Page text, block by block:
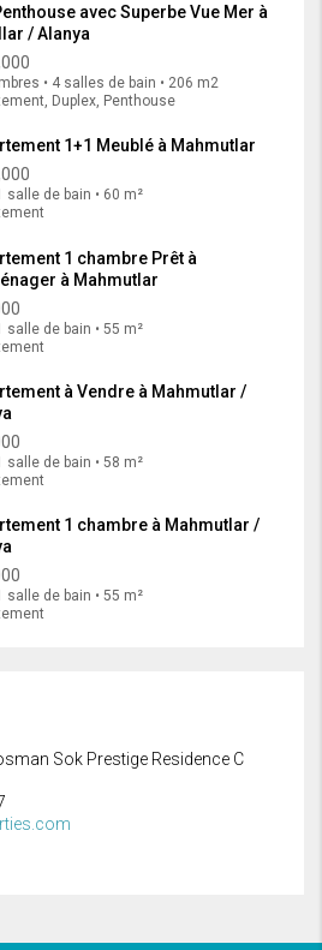
avec Superbe Vue Mer à
/ Alanya
• 4 salles de bain • 206 m2
Duplex, Penthouse
1+1 Meublé à Mahmutlar
salle de bain • 60 m²
1 chambre Prêt à
à Mahmutlar
salle de bain • 55 m²
à Vendre à Mahmutlar /
salle de bain • 58 m²
1 chambre à Mahmutlar /
salle de bain • 55 m²
Sok Prestige Residence C